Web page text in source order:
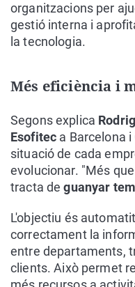
organitzacions per
gestió interna i
la tecnologia.
Més eficiència i
Segons explica
Esofitec a Barcelona
situació de cada
evolucionar. "Més
tracta deguanyar
L'objectiu és
correctament la
entre departaments,
clients. Això permet